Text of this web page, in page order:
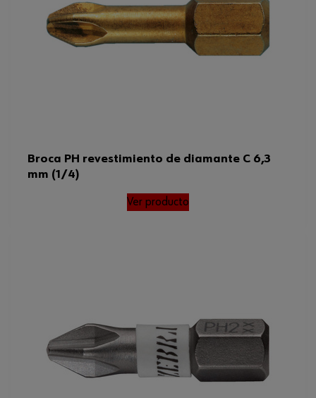
Broca PH revestimiento de diamante C 6,3
mm (1/4)
Ver producto